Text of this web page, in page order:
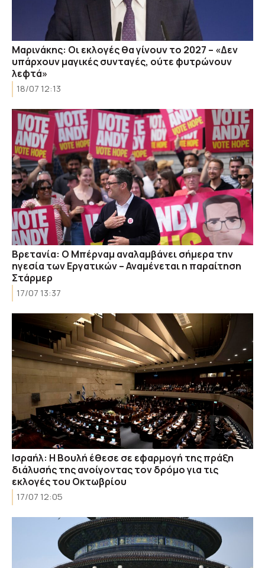
Μαρινάκης: Οι εκλογές θα γίνουν το 2027 – «Δεν
υπάρχουν μαγικές συνταγές, ούτε φυτρώνουν
λεφτά»
18/07 12:13
Βρετανία: Ο Μπέρναμ αναλαμβάνει σήμερα την
ηγεσία των Εργατικών – Αναμένεται η παραίτηση
Στάρμερ
17/07 13:37
Ισραήλ: Η Βουλή έθεσε σε εφαρμογή της πράξη
διάλυσής της ανοίγοντας τον δρόμο για τις
εκλογές του Οκτωβρίου
17/07 12:05